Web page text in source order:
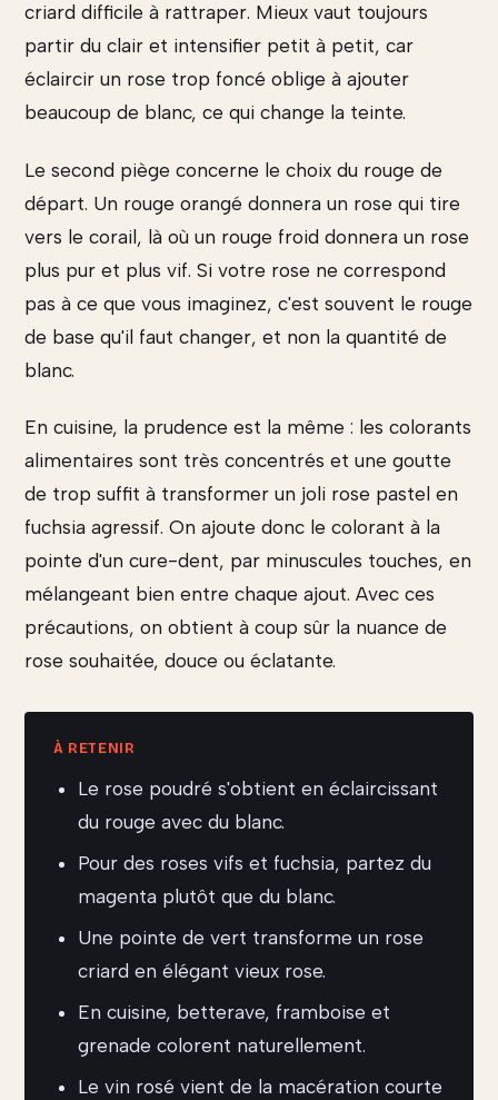
criard difficile à rattraper. Mieux vaut toujours
partir du clair et intensifier petit à petit, car
éclaircir un rose trop foncé oblige à ajouter
beaucoup de blanc, ce qui change la teinte.
Le second piège concerne le choix du rouge de
départ. Un rouge orangé donnera un rose qui tire
vers le corail, là où un rouge froid donnera un rose
plus pur et plus vif. Si votre rose ne correspond
pas à ce que vous imaginez, c'est souvent le rouge
de base qu'il faut changer, et non la quantité de
blanc.
En cuisine, la prudence est la même : les colorants
alimentaires sont très concentrés et une goutte
de trop suffit à transformer un joli rose pastel en
fuchsia agressif. On ajoute donc le colorant à la
pointe d'un cure-dent, par minuscules touches, en
mélangeant bien entre chaque ajout. Avec ces
précautions, on obtient à coup sûr la nuance de
rose souhaitée, douce ou éclatante.
Le rose poudré s'obtient en éclaircissant
du rouge avec du blanc.
Pour des roses vifs et fuchsia, partez du
magenta plutôt que du blanc.
Une pointe de vert transforme un rose
criard en élégant vieux rose.
En cuisine, betterave, framboise et
grenade colorent naturellement.
Le vin rosé vient de la macération courte